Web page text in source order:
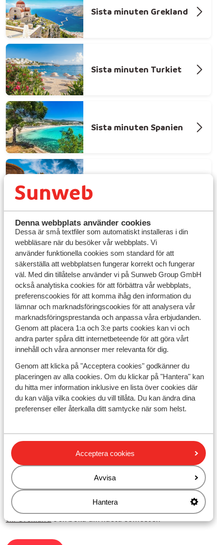
Denna webbplats använder cookies
Dessa är små textfiler som automatiskt installeras i din
webbläsare när du besöker vår webbplats. Vi
använder funktionella cookies som standard för att
säkerställa att webbplatsen fungerar korrekt och fungerar
väl. Med din tillåtelse använder vi på Sunweb Group GmbH
också analytiska cookies för att förbättra vår webbplats,
preferenscookies för att komma ihåg den information du
lämnar och marknadsföringscookies för att analysera vår
marknadsföringsprestanda och anpassa våra erbjudanden.
Genom att placera 1:a och 3:e parts cookies kan vi och
andra parter spåra ditt internetbeteende för att göra vårt
innehåll och våra annonser mer relevanta för dig.
Genom att klicka på "Acceptera cookies" godkänner du
placeringen av alla cookies. Om du klickar på "Hantera" kan
du hitta mer information inklusive en lista över cookies där
du kan välja vilka cookies du vill tillåta. Du kan ändra dina
preferenser eller återkalla ditt samtycke när som helst.
Acceptera cookies
Avvisa
Hantera
Sista minuten Grekland
Sista minuten Turkiet
Sista minuten Spanien
Hitta din sista minuten-resa från
Göteborg
Vill du lämna vardagen och resa bort på ett ögonblick?
Med våra sista minuten-resor från Göteborg får du
chansen att njuta av värme, sol och avkoppling utan
lång planering. Genom att boka en resa sista minuten
från Landvetter kan du snabbt och enkelt fly till några
av våra mest populära destinationer. För dig som
prioriterar flexibla och bekväma resor kan du också
utforska vårt breda utbud avflygresor från Göteborg
Hitta prisvärda erbjudanden och drömresor
Om du är ute efter fler prisvärda alternativ utöver våra
sista minuten-resor,besök vår erbjudandesida. Här
hittar du kampanjer på allt från solresor till spännande
utflyktsmål, perfekt för dig som vill resa smart och
samtidigt få mycket för pengarna. Är
din
drömdestination? Se våra sista
minuten-erbjudanden
till Greklandoch boka din nästa semester.